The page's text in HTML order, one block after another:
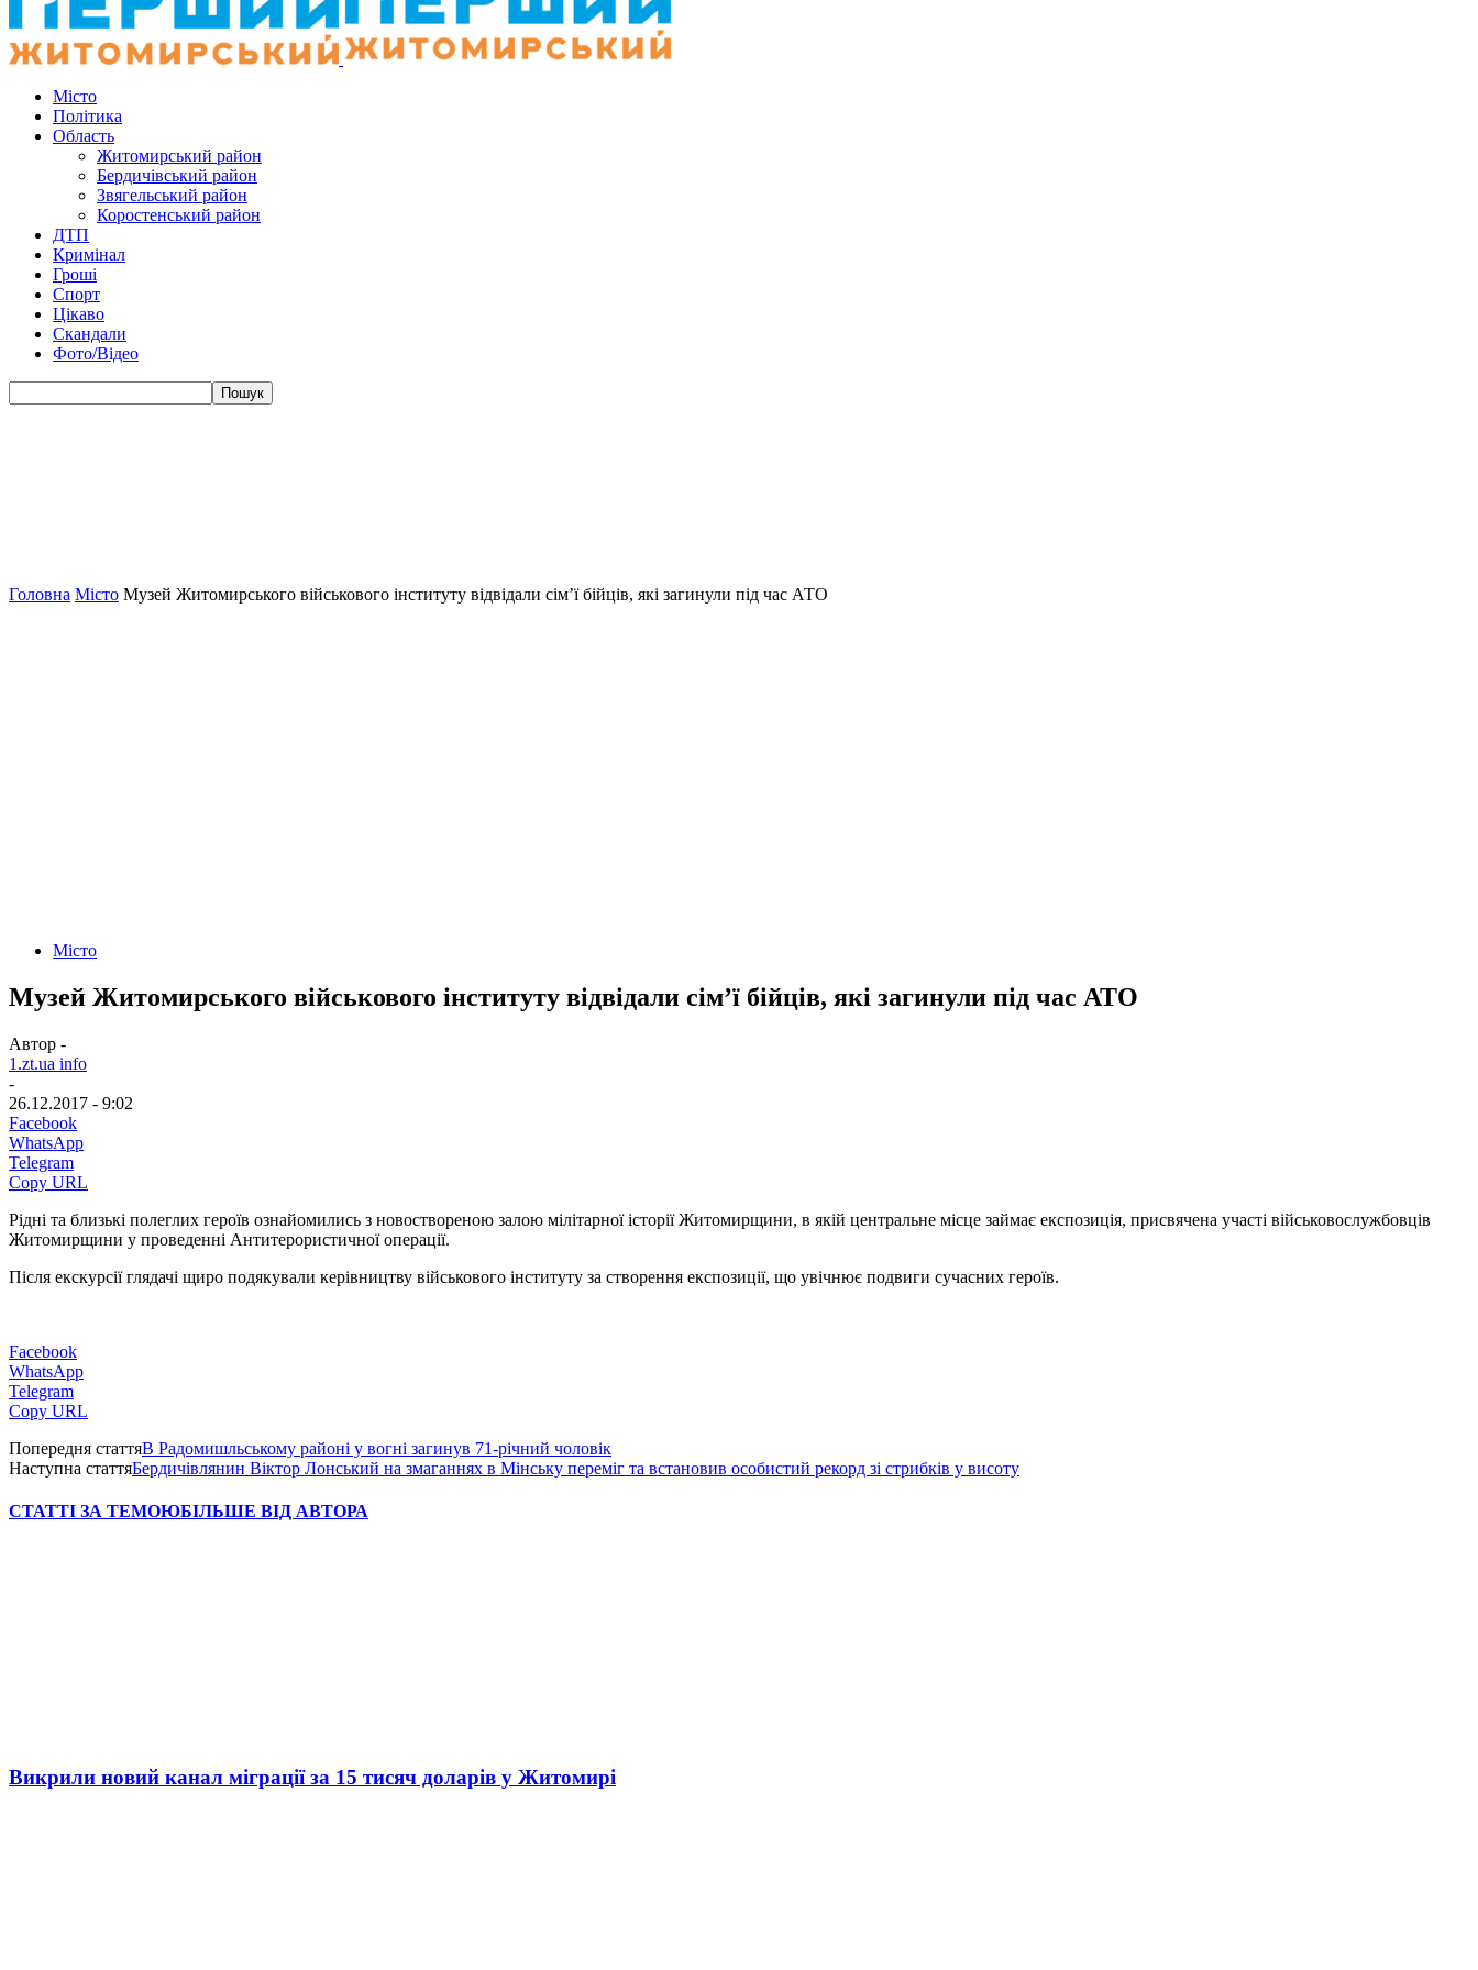
Місто
Політика
Область
Житомирський район
Бердичівський район
Звягельський район
Коростенський район
ДТП
Кримінал
Гроші
Спорт
Цікаво
Скандали
Фото/Відео
Головна Місто Музей Житомирського військового інституту відвідали сім’ї бійців, які загинули під час АТО
Місто
Музей Житомирського військового інституту відвідали сім’ї бійців, які загинули під час АТО
Автор -
1.zt.ua info
-
26.12.2017 - 9:02
Facebook
WhatsApp
Telegram
Copy URL
Рідні та близькі полеглих героїв ознайомились з новоствореною залою мілітарної історії Житомирщини, в якій центральне місце займає експозиція, присвячена участі військовослужбовців
Житомирщини у проведенні Антитерористичної операції.
Після екскурсії глядачі щиро подякували керівництву військового інституту за створення експозиції, що увічнює подвиги сучасних героїв.
Facebook
WhatsApp
Telegram
Copy URL
Попередня статтяВ Радомишльському районі у вогні загинув 71-річний чоловік
Наступна статтяБердичівлянин Віктор Лонський на змаганнях в Мінську переміг та встановив особистий рекорд зі стрибків у висоту
СТАТТІ ЗА ТЕМОЮБІЛЬШЕ ВІД АВТОРА
Викрили новий канал міграції за 15 тисяч доларів у Житомирі